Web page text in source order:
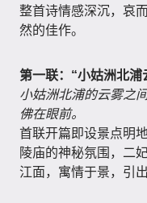
整首诗情感深沉，哀
然的佳作。
第一联：“小姑洲北浦
小姑洲北浦的云雾之
佛在眼前。
首联开篇即设景点明
陵庙的神秘氛围，二
江面，寓情于景，引出